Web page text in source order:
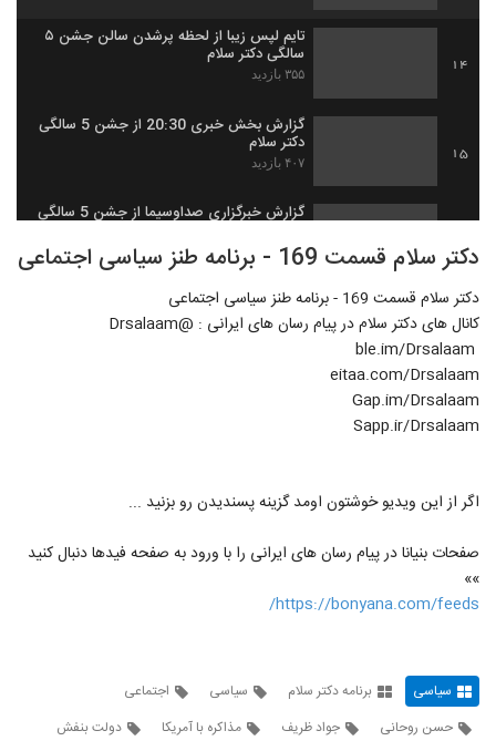
14
تایم لپس زیبا از لحظه پرشدن سالن جشن ۵
سالگی دکتر سلام
۳۵۵ بازدید
15
گزارش بخش خبری 20:30 از جشن 5 سالگی
دکتر سلام
۴۰۷ بازدید
گزارش خبرگزاری صداوسیما از جشن 5 سالگی
۴۴۱ بازدید
17
لحظات آغار جشن پنج سالگی دکتر سلام
۴۵۱ بازدید
دکتر سلام قسمت 169 - برنامه طنز سیاسی اجتماعی
دکتر سلام قسمت 169 - برنامه طنز سیاسی اجتماعی
کانال های دکتر سلام در پیام رسان های ایرانی : @Drsalaam
eitaa.com/Drsalaam
Gap.im/Drsalaam
Sapp.ir/Drsalaam
اگر از این ویدیو خوشتون اومد گزینه پسندیدن رو بزنید ...
صفحات بنیانا در پیام رسان های ایرانی را با ورود به صفحه فیدها دنبال کنید
»»
https://bonyana.com/feeds/
سیاسی برنامه دکتر سلام سیاسی
اجتماعی
حسن روحانی
جواد ظریف مذاکره با آمریکا
دولت بنفش